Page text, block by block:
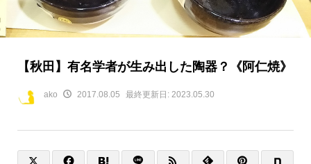
【秋田】有名学者が生み出した陶器？《阿仁焼》
ako 2017.08.05 最終更新日: 2023.05.30